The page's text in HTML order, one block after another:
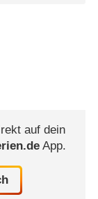
auf dein
App.